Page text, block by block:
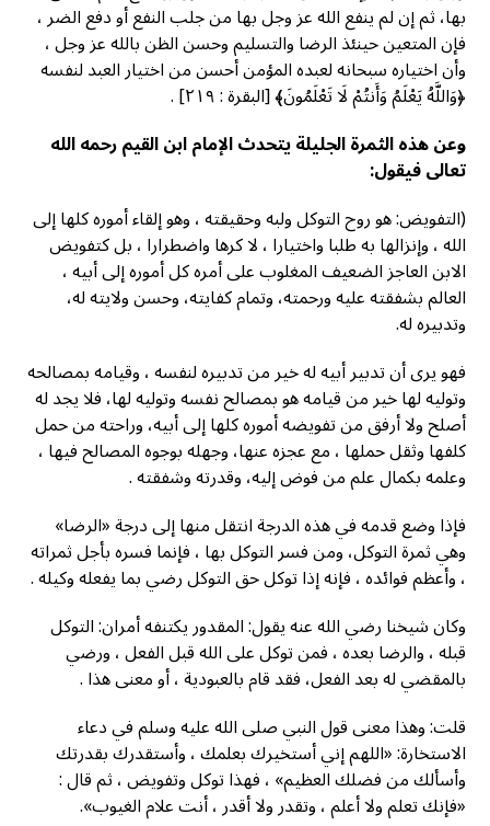
بها، ثم إن لم ينفع الله عز وجل بها من جلب النفع أو دفع الضر ،
فإن المتعین حینئذ الرضا والتسليم وحسن الظن بالله عز وجل ،
وأن اختياره سبحانه لعبده المؤمن أحسن من اختيار العبد لنفسه
﴿وَاللَّهُ يَعْلَمُ وَأَنتُمْ لَا تَعْلَمُونَ﴾ [البقرة : ٢١٩] .
وعن هذه الثمرة الجليلة يتحدث الإمام ابن القيم رحمه الله
تعالی فیقول:
(التفويض: هو روح التوكل ولبه وحقيقته ، وهو إلقاء أموره كلها إلى
الله ، وإنزالها به طلبا واختيارا ، لا كرها واضطرارا ، بل كتفویض
الابن العاجز الضعيف المغلوب على أمره كل أموره إلى أبيه ،
العالم بشفقته عليه ورحمته، وتمام کفایته، وحسن ولايته له،
وتدبيره له.
فهو يرى أن تدبير أبيه له خير من تدبيره لنفسه ، وقيامه بمصالحه
وتوليه لها خير من قيامه هو بمصالح نفسه وتوليه لها، فلا يجد له
أصلح ولا أرفق من تفويضه أموره كلها إلى أبيه، وراحته من حمل
كلفها وثقل حملها ، مع عجزه عنها، وجهله بوجوه المصالح فيها ،
وعلمه بكمال علم من فوض إليه، وقدرته وشفقته .
فإذا وضع قدمه في هذه الدرجة انتقل منها إلى درجة «الرضا»
وهي ثمرة التوكل، ومن فسر التوكل بها ، فإنما فسره بأجل ثمراته
، وأعظم فوائده ، فإنه إذا توكل حق التوكل رضي بما يفعله وكيله .
وكان شيخنا رضي الله عنه يقول: المقدور يكتنفه أمران: التوكل
قبله ، والرضا بعده ، فمن توكل على الله قبل الفعل ، ورضي
بالمقضي له بعد الفعل، فقد قام بالعبودية ، أو معنى هذا .
قلت: وهذا معنى قول النبي صلى الله عليه وسلم في دعاء
الاستخارة: «اللهم إني أستخيرك بعلمك ، وأستقدرك بقدرتك
وأسألك من فضلك العظيم» ، فهذا توکل وتفویض ، ثم قال :
«فإنك تعلم ولا أعلم ، وتقدر ولا أقدر ، أنت علام الغيوب».